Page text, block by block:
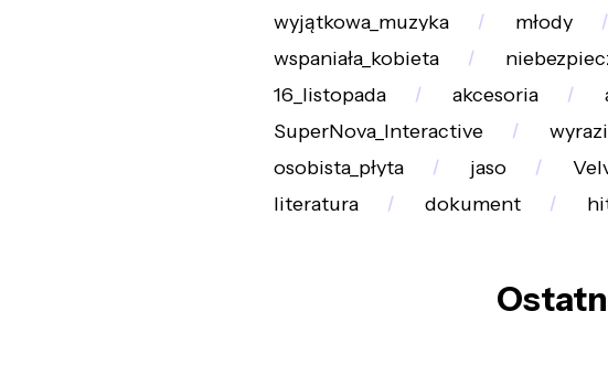
wyjątkowa_muzyka
młody
wspaniała_kobieta
16_listopada
akcesoria
SuperNova_Interactive
osobista_płyta
jaso
literatura
dokument